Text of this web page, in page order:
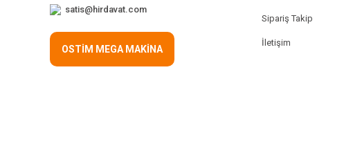
satis@hirdavat.com
OSTİM MEGA MAKİNA
Sipariş Takip
İletişim